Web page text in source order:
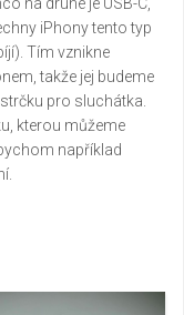
iPhony tento typ
Tím vznikne
takže jej budeme
pro sluchátka.
kterou můžeme
například